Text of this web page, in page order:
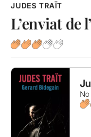
JUDES TRAÏT
L’enviat de